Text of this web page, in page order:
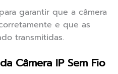
garantir que a câmera
e que as
transmitidas.
Câmera IP Sem Fio